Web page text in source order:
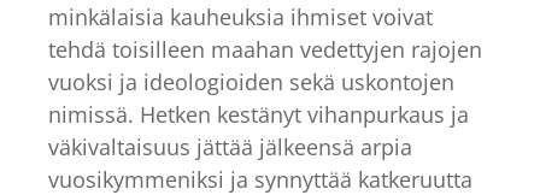
minkälaisia kauheuksia ihmiset voivat
tehdä toisilleen maahan vedettyjen rajojen
vuoksi ja ideologioiden sekä uskontojen
nimissä. Hetken kestänyt vihanpurkaus ja
väkivaltaisuus jättää jälkeensä arpia
vuosikymmeniksi ja synnyttää katkeruutta